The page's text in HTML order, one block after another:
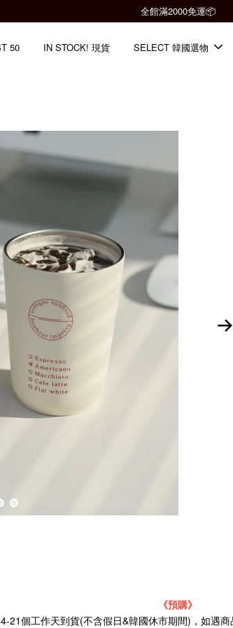
全館滿2000免運📦
50 IN STOCK! 現貨 SELECT 韓國選物
《預購》
21個工作天到貨(不含假日&韓國休市期間)，如遇商